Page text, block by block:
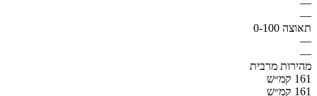
—
תאוצה 0-100
—
—
מהירות מרבית
161 קמ״ש
161 קמ״ש